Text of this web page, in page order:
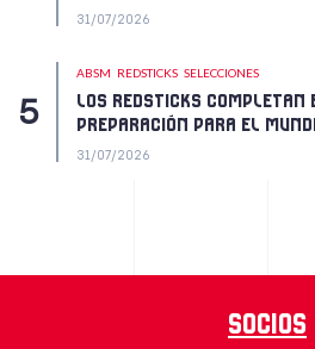
31/07/2026
ABSM REDSTICKS SELECCIONES
LOS REDSTICKS COMPLETAN
PREPARACIÓN PARA EL
31/07/2026
Socios